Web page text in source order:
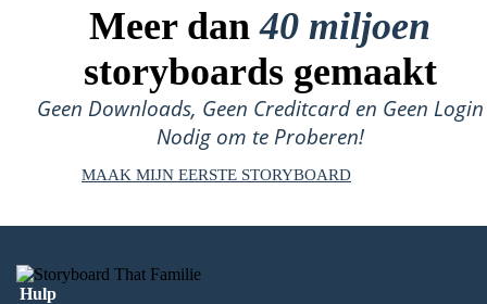
Meer dan40 miljoen
storyboards gemaakt
Geen Downloads, Geen Creditcard en Geen Login
Nodig om te Proberen!
MAAK MIJN EERSTE STORYBOARD
Hulp